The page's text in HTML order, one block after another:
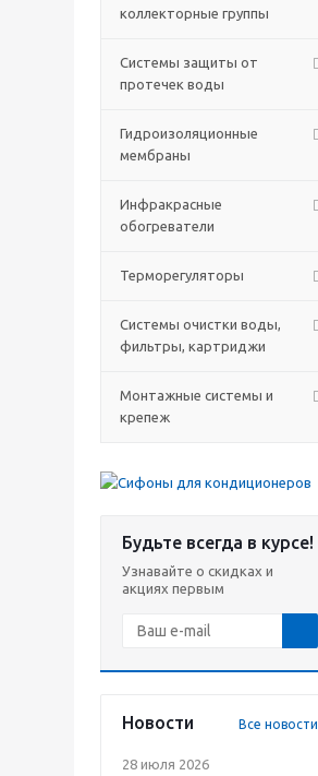
коллекторные группы
Системы защиты от
протечек воды
Гидроизоляционные
мембраны
Инфракрасные
обогреватели
Терморегуляторы
Системы очистки воды,
фильтры, картриджи
Монтажные системы и
крепеж
Будьте всегда в курсе!
Узнавайте о скидках и
акциях первым
Новости Все новости
28 июля 2026